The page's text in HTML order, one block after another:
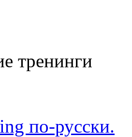
тренинги
по-русски.